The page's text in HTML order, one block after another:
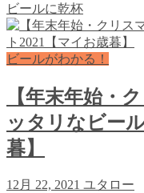
ビールに乾杯
ビールがわかる！
【年末年始・
ッタリなビー
暮】
12月 22, 2021 ユタロー